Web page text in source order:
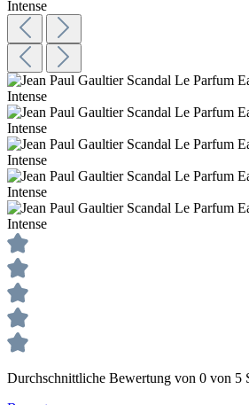
Durchschnittliche Bewertung von 0 von 5